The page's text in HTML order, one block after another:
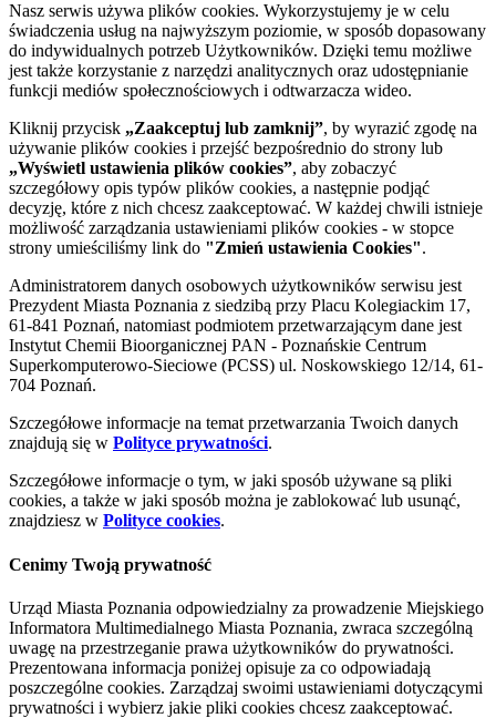
Nasz serwis używa plików cookies. Wykorzystujemy je w celu
świadczenia usług na najwyższym poziomie, w sposób dopasowany
do indywidualnych potrzeb Użytkowników. Dzięki temu możliwe
jest także korzystanie z narzędzi analitycznych oraz udostępnianie
funkcji mediów społecznościowych i odtwarzacza wideo.
Kliknij przycisk „Zaakceptuj lub zamknij”, by wyrazić zgodę na
używanie plików cookies i przejść bezpośrednio do strony lub
„Wyświetl ustawienia plików cookies”, aby zobaczyć
szczegółowy opis typów plików cookies, a następnie podjąć
decyzję, które z nich chcesz zaakceptować. W każdej chwili istnieje
możliwość zarządzania ustawieniami plików cookies - w stopce
strony umieściliśmy link do "Zmień ustawienia Cookies".
Administratorem danych osobowych użytkowników serwisu jest
Prezydent Miasta Poznania z siedzibą przy Placu Kolegiackim 17,
61-841 Poznań, natomiast podmiotem przetwarzającym dane jest
Instytut Chemii Bioorganicznej PAN - Poznańskie Centrum
Superkomputerowo-Sieciowe (PCSS) ul. Noskowskiego 12/14, 61-
704 Poznań.
Szczegółowe informacje na temat przetwarzania Twoich danych
znajdują się w Polityce prywatności.
Szczegółowe informacje o tym, w jaki sposób używane są pliki
cookies, a także w jaki sposób można je zablokować lub usunąć,
znajdziesz w Polityce cookies.
Cenimy Twoją prywatność
Urząd Miasta Poznania odpowiedzialny za prowadzenie Miejskiego
Informatora Multimedialnego Miasta Poznania, zwraca szczególną
uwagę na przestrzeganie prawa użytkowników do prywatności.
Prezentowana informacja poniżej opisuje za co odpowiadają
poszczególne cookies. Zarządzaj swoimi ustawieniami dotyczącymi
prywatności i wybierz jakie pliki cookies chcesz zaakceptować.